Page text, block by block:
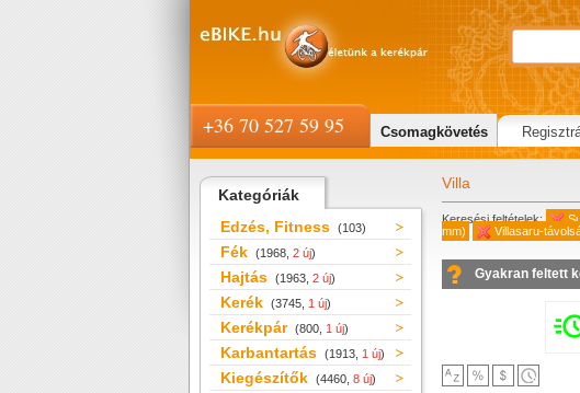
Kategóriák
Edzés, Fitness (103)
Fék (1968, 2 új)
Hajtás (1963, 2 új)
Kerék (3745, 1 új)
Kerékpár (800, 1 új)
Karbantartás (1913, 1 új)
Kiegészítők (4460, 8 új)
Villa
Keresési feltételek:
mm)
Villasaru-
Gyakran feltett
+36 70 527 59 95 Csomagkövetés